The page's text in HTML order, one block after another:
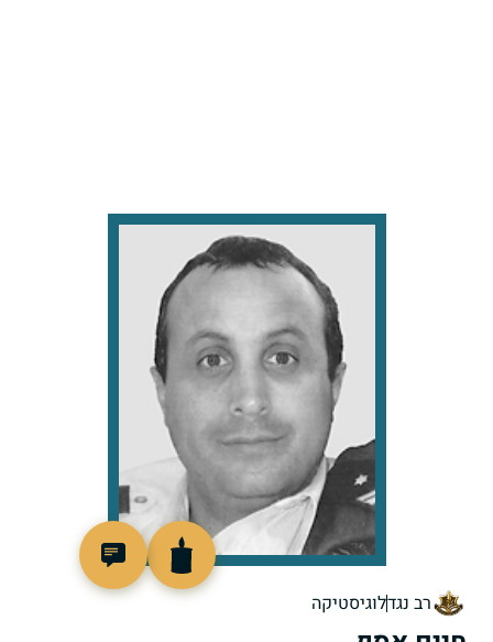
רב נגדלוגיסטיקה